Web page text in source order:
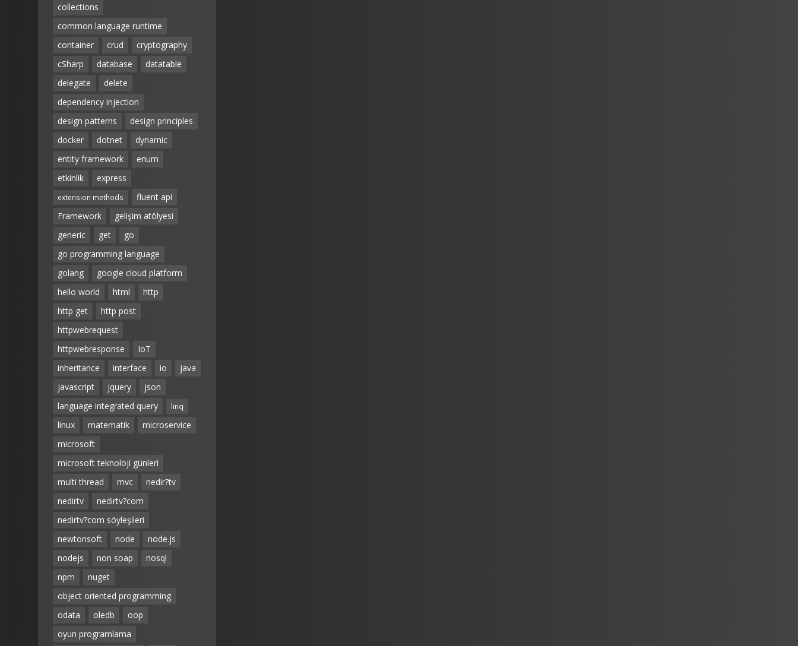
collections
common language runtime
container
crud
cryptography
cSharp
database
datatable
delegate
delete
dependency injection
design patterns
design principles
docker
dotnet
dynamic
entity framework
enum
etkinlik
express
extension methods
fluent api
Framework
gelişim atölyesi
generic
get
go
go programming language
golang
google cloud platform
hello world
html
http
http get
http post
httpwebrequest
httpwebresponse
IoT
inheritance
interface io
java
javascript
jquery
json
language integrated query
linq
linux matematik
microservice
microsoft
microsoft teknoloji günleri
multi thread
mvc
nedir?tv
nedirtv
nedirtv?com
nedirtv?com söyleşileri
newtonsoft
node
node.js
nodejs
non soap
nosql
npm
nuget
object oriented programming
odata
oledb
oop
oyun programlama